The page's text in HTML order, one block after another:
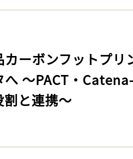
カーボンフットプリ
へ 〜PACT・
割と連携〜